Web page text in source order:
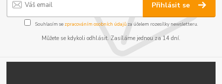
Přihlásit se
Souhlasím se zpracováním osobních údajůza účelem rozesílky newsletteru.
Můžete se kdykoli odhlásit. Zasíláme jednou za 14 dní.